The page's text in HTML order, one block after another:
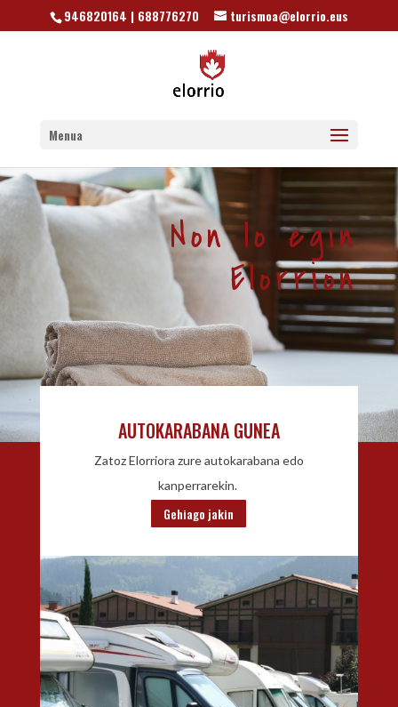
946820164 | 688776270 turismoa@elorrio.eus
Menua
Non lo egin
Elorrion
AUTOKARABANA GUNEA
Zatoz Elorriora zure autokarabana edo
kanperrarekin.
Gehiago jakin